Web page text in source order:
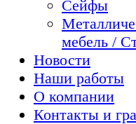
Сейфы
мебель /
Новости
Наши работы
О компании
Контакты и